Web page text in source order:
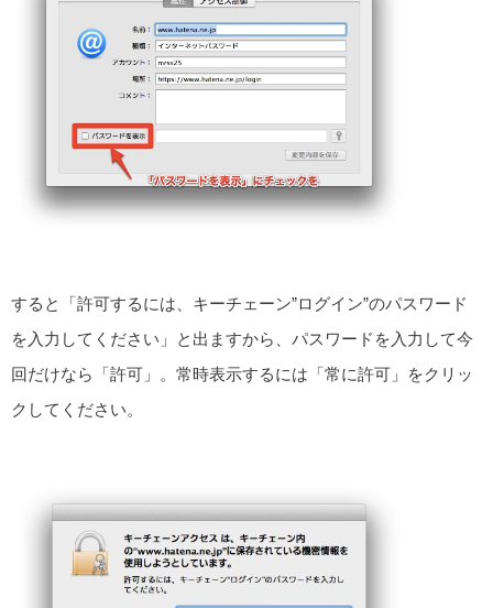
すると「許可するには、キーチェーン”ログイン”のパスワード
を入力してください」と出ますから、パスワードを入力して今
回だけなら「許可」。常時表示するには「常に許可」をクリッ
クしてください。